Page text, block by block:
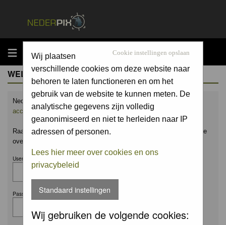
MENU Cookie instellingen opslaan
Wij plaatsen
verschillende cookies om deze website naar
behoren te laten functioneren en om het
gebruik van de website te kunnen meten. De
analytische gegevens zijn volledig
geanonimiseerd en niet te herleiden naar IP
adressen of personen.
Lees hier meer over cookies en ons
privacybeleid
Standaard instellingen
Wij gebruiken de volgende cookies:
WELCOME GUEST
Nederpix.nl is hét platform voor de natuurfotograaf.
account aanen upload ook jouw mooiste foto's.
Raak geïnspireerd door het werk van anderen en leer en praat mee
over alles wat bij natuurfotografie komt kijken!
Username:
Password: